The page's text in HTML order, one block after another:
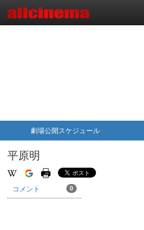
劇場公開スケジュール
平原明
コメント 0